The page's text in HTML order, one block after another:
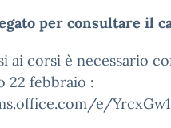
per consultare il
ai corsi è necessario
22 febbraio :
e/